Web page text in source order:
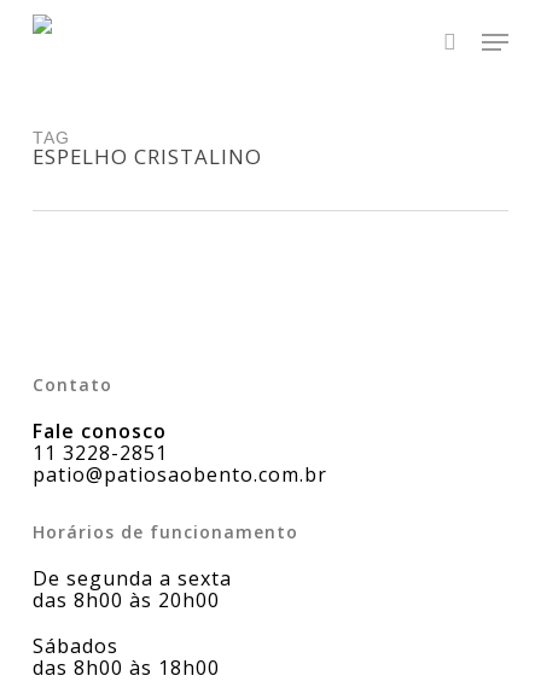
Skip
search
TAG
ESPELHO CRISTALINO
Contato
Fale conosco
11 3228-2851
patio@patiosaobento.com.br
Horários de funcionamento
De segunda a sexta
das 8h00 às 20h00
Sábados
das 8h00 às 18h00